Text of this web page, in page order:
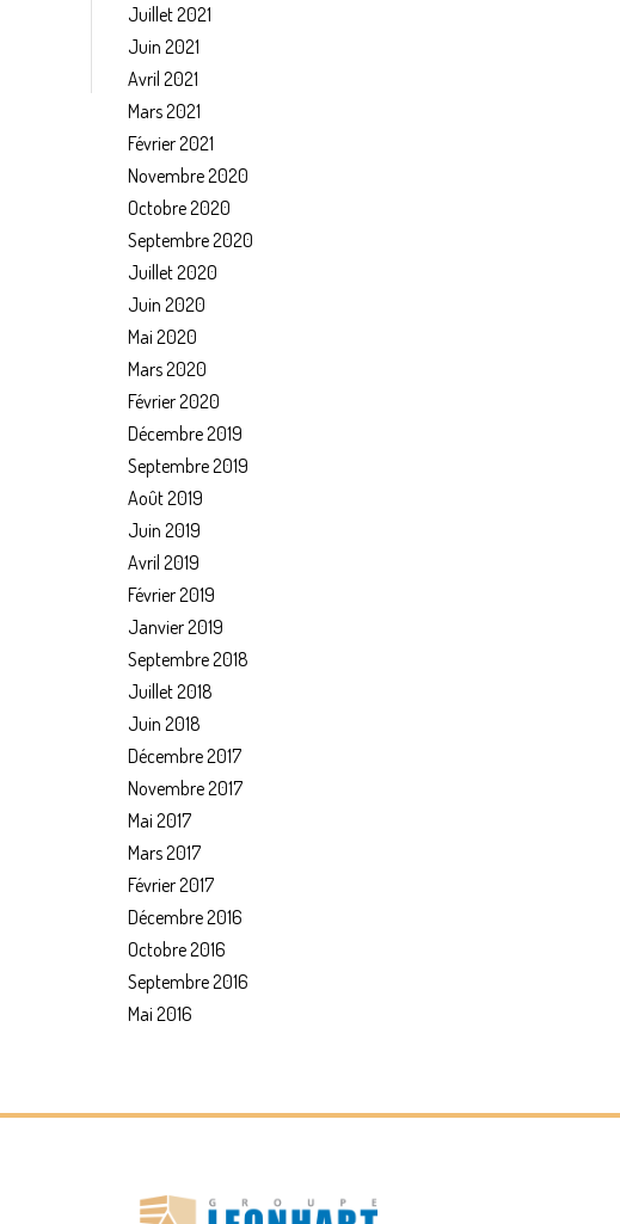
Juillet 2021
Juin 2021
Avril 2021
Mars 2021
Février 2021
Novembre 2020
Octobre 2020
Septembre 2020
Juillet 2020
Juin 2020
Mai 2020
Mars 2020
Février 2020
Décembre 2019
Septembre 2019
Août 2019
Juin 2019
Avril 2019
Février 2019
Janvier 2019
Septembre 2018
Juillet 2018
Juin 2018
Décembre 2017
Novembre 2017
Mai 2017
Mars 2017
Février 2017
Décembre 2016
Octobre 2016
Septembre 2016
Mai 2016